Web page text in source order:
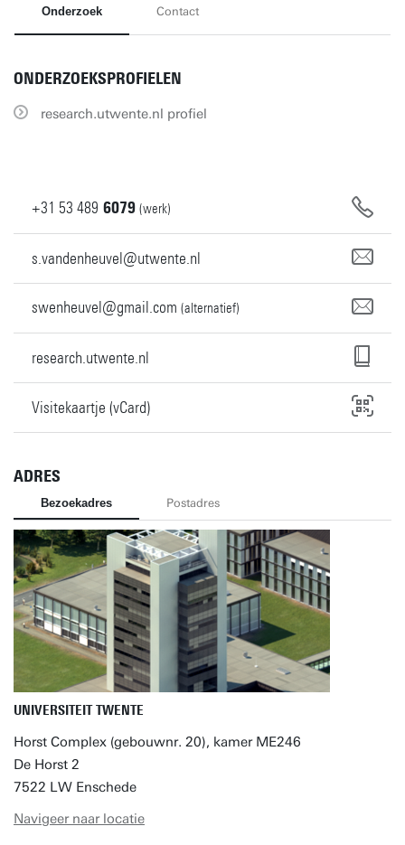
Onderzoek Contact
ONDERZOEKSPROFIELEN
research.utwente.nl profiel
+31 53 489 6079 (werk)
s.vandenheuvel@utwente.nl
swenheuvel@gmail.com (alternatief)
research.utwente.nl
Visitekaartje (vCard)
ADRES
Bezoekadres Postadres
UNIVERSITEIT TWENTE
Horst Complex (gebouwnr. 20), kamer ME246
De Horst 2
7522 LW Enschede
Navigeer naar locatie